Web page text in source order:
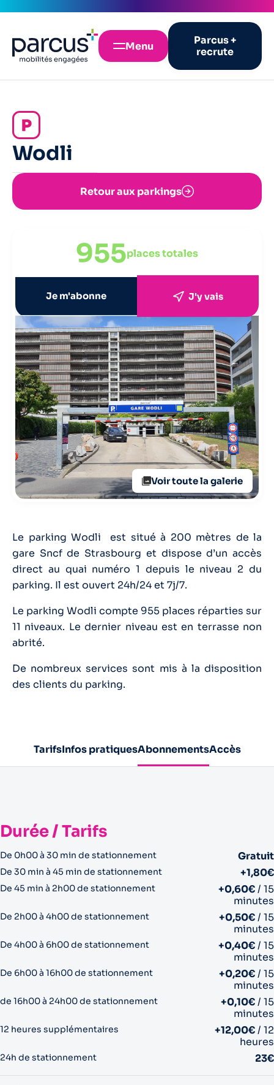
Menu
Parcus +
recrute
Wodli
Retour aux parkings
955places totales
Je m'abonne J'y vais
Voir toute la galerie
Le parking Wodli est situé à 200 mètres de la
gare Sncf de Strasbourg et dispose d’un accès
direct au quai numéro 1 depuis le niveau 2 du
parking. Il est ouvert 24h/24 et 7j/7.
Le parking Wodli compte 955 places réparties sur
11 niveaux. Le dernier niveau est en terrasse non
abrité.
De nombreux services sont mis à la disposition
des clients du parking.
TarifsInfos pratiquesAbonnementsAccès
Durée / Tarifs
De 0h00 à 30 min de stationnement Gratuit
De 30 min à 45 min de stationnement +1,80€
De 45 min à 2h00 de stationnement +0,60€/ 15
minutes
De 2h00 à 4h00 de stationnement +0,50€/ 15
minutes
De 4h00 à 6h00 de stationnement +0,40€/ 15
minutes
De 6h00 à 16h00 de stationnement +0,20€/ 15
minutes
de 16h00 à 24h00 de stationnement +0,10€/ 15
minutes
12 heures supplémentaires +12,00€/ 12
heures
24h de stationnement 23€